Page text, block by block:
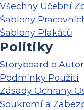
Všechny Učební
Šablony
Šablony Plakátů
Politiky
Storyboard o
Podmínky Použití
Zásady Ochrany
Soukromí a